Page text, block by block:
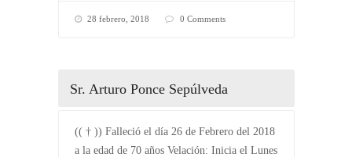
28 febrero, 2018 0 Comments
Sr. Arturo Ponce Sepúlveda
(( † )) Falleció el día 26 de Febrero del 2018
a la edad de 70 años Velación: Inicia el Lunes